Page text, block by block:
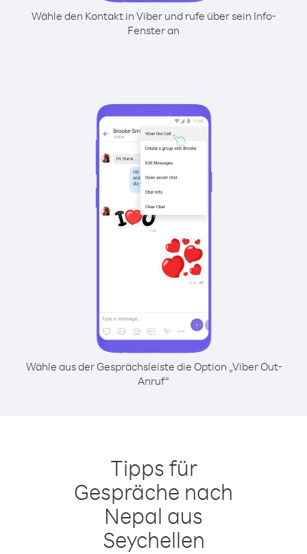
Wähle den Kontakt in Viber und rufe über sein Info-
Fenster an
Wähle aus der Gesprächsleiste die Option „Viber Out-
Anruf“
Tipps für
Gespräche nach
Nepal aus
Seychellen